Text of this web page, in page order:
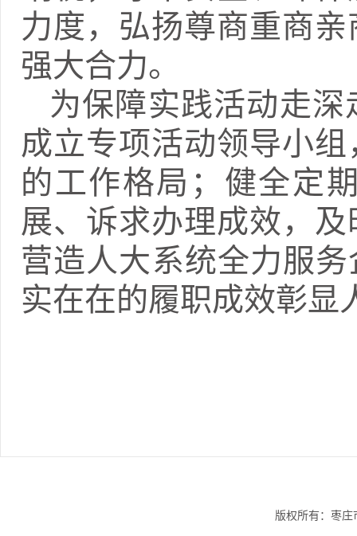
力度，弘扬尊商重商
强大合力。
为保障实践活动走
成立专项活动领导小
的工作格局；健全定
展、诉求办理成效，
营造人大系统全力服
实在在的履职成效彰显
版权所有：枣